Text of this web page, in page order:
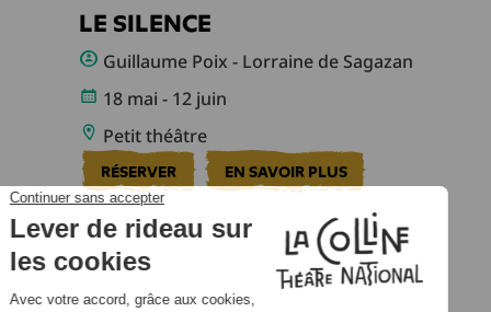
LE SILENCE
Guillaume Poix - Lorraine de Sagazan
18 mai - 12 juin
Petit théâtre
RÉSERVER EN SAVOIR PLUS